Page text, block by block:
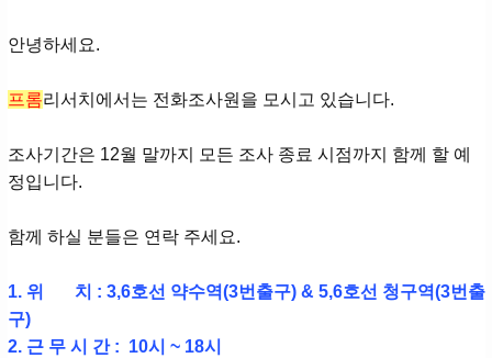
안녕하세요.
프롬리서치에서는 전화조사원을 모시고 있습니다.
조사기간은 12월 말까지 모든 조사 종료 시점까지 함께 할 예
정입니다.
함께 하실 분들은 연락 주세요.
1. 위 치 : 3,6호선 약수역(3번출구) & 5,6호선 청구역(3번출
구)
2. 근 무 시 간 : 10시 ~ 18시